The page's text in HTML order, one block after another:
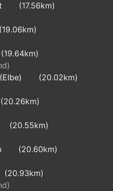
(17.56km)
(19.06km)
(19.64km)
(20.02km)
(20.26km)
(20.55km)
(20.60km)
(20.93km)